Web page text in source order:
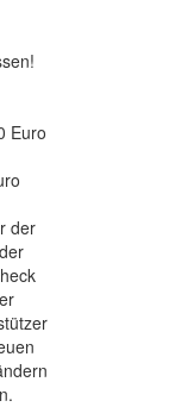
Euro
der